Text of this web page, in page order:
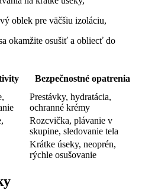
oblek pre väčšiu izoláciu,
okamžite osušiť a obliecť do
Bezpečnostné opatrenia
Prestávky, hydratácia,
ochranné krémy
Rozcvička, plávanie v
skupine, sledovanie tela
Krátke úseky, neoprén,
rýchle osušovanie